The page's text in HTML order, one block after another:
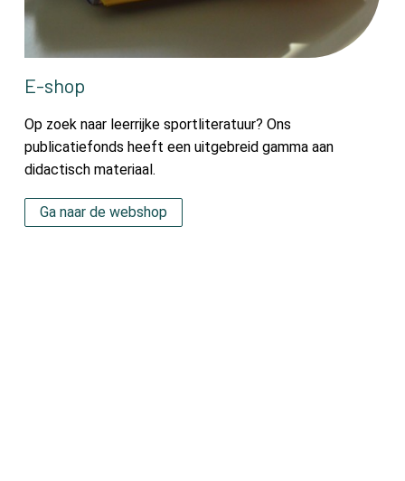
E-shop
Op zoek naar leerrijke sportliteratuur? Ons
publicatiefonds heeft een uitgebreid gamma aan
didactisch materiaal.
Ga naar de webshop